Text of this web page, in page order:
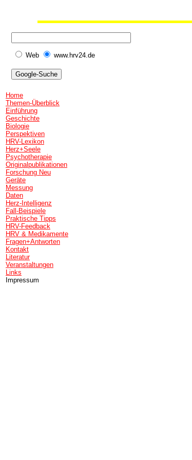
Web www.hrv24.de
Home
Themen-Überblick
Einführung
Geschichte
Biologie
Perspektiven
HRV-Lexikon
Herz+Seele
Psychotherapie
Originalpublikationen
Forschung Neu
Geräte
Messung
Daten
Herz-Intelligenz
Fall-Beispiele
Praktische Tipps
HRV-Feedback
HRV & Medikamente
Fragen+Antworten
Kontakt
Literatur
Veranstaltungen
Links
Impressum